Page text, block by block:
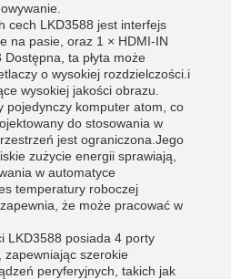
cech LKD3588 jest interfejs
na pasie, oraz 1 × HDMI-IN
ta płyta może
o wysokiej rozdzielczości.i
wysokiej jakości obrazu.
pojedynczy komputer atom, co
do stosowania w
jest ograniczona.Jego
zużycie energii sprawiają,
w automatyce
temperatury roboczej
że może pracować w
LKD3588 posiada 4 porty
zapewniając szerokie
peryferyjnych, takich jak